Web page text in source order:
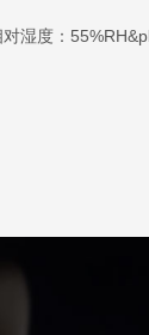
湿度：